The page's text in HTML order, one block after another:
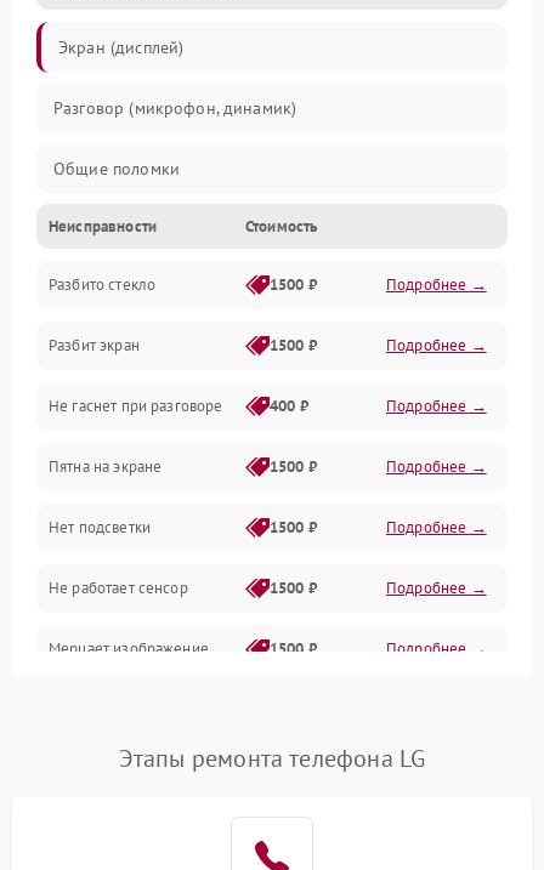
Экран (дисплей)
Разговор (микрофон, динамик)
Общие поломки
Проблемы связи
Камеры
Проблемы с дисплеем и сенсором
Зарядка
Проблемы с питанием, зарядкой и аккумулятором
Проблемы с работой системы, корпусом и другие
Неисправности Стоимость
Разбито стекло 1500 ₽ Подробнее →
Разбит экран 1500 ₽ Подробнее →
Не гаснет при разговоре 400 ₽ Подробнее →
Пятна на экране 1500 ₽ Подробнее →
Нет подсветки 1500 ₽ Подробнее →
Не работает сенсор 1500 ₽ Подробнее →
Мерцает изображение 1500 ₽ Подробнее →
Не работает Face ID 4000 ₽ Подробнее →
Этапы ремонта телефона LG